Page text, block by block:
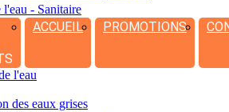
l'eau - Sanitaire
ACCUEIL PROMOTIONS
l'eau
des eaux grises